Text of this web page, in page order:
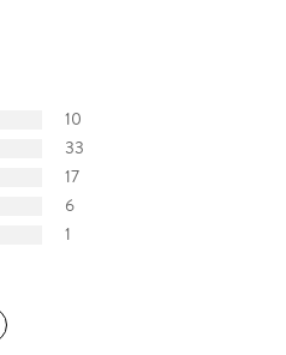
10
33
17
6
1